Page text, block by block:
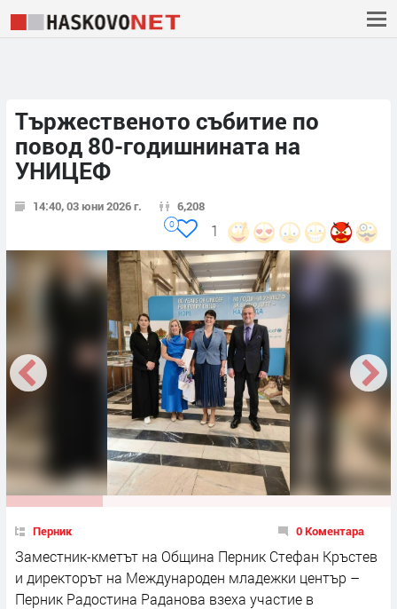
Tържественото събитие по
повод 80-годишнината на
УНИЦЕФ
14:40, 03 юни 2026 г. 6,208
1
0
Перник 0 Коментара
Заместник-кметът на Община Перник Стефан Кръстев
и директорът на Международен младежки център –
Перник Радостина Раданова взеха участие в